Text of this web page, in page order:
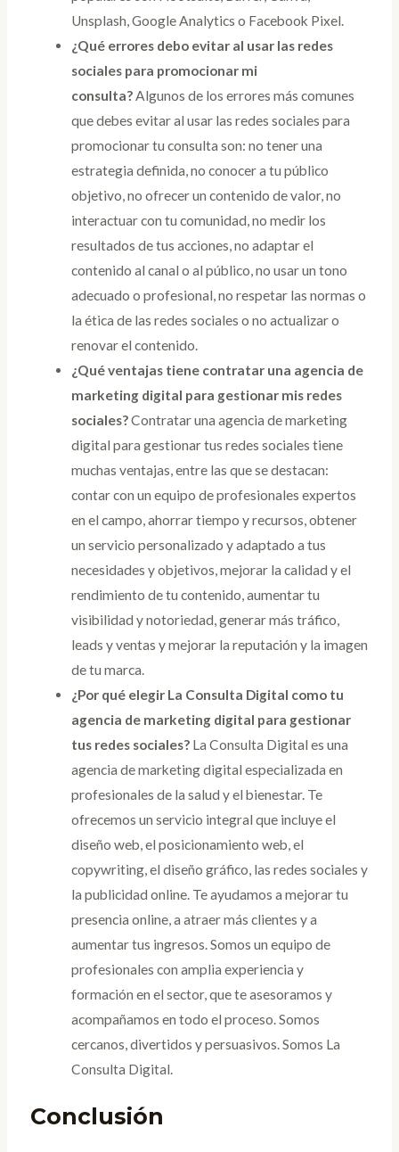
Unsplash, Google Analytics o Facebook Pixel.
¿Qué errores debo evitar al usar las redes
sociales para promocionar mi
consulta?Algunos de los errores más comunes
que debes evitar al usar las redes sociales para
promocionar tu consulta son: no tener una
estrategia definida, no conocer a tu público
objetivo, no ofrecer un contenido de valor, no
interactuar con tu comunidad, no medir los
resultados de tus acciones, no adaptar el
contenido al canal o al público, no usar un tono
adecuado o profesional, no respetar las normas o
la ética de las redes sociales o no actualizar o
renovar el contenido.
¿Qué ventajas tiene contratar una agencia de
marketing digital para gestionar mis redes
sociales?Contratar una agencia de marketing
digital para gestionar tus redes sociales tiene
muchas ventajas, entre las que se destacan:
contar con un equipo de profesionales expertos
en el campo, ahorrar tiempo y recursos, obtener
un servicio personalizado y adaptado a tus
necesidades y objetivos, mejorar la calidad y el
rendimiento de tu contenido, aumentar tu
visibilidad y notoriedad, generar más tráfico,
leads y ventas y mejorar la reputación y la imagen
de tu marca.
¿Por qué elegir La Consulta Digital como tu
agencia de marketing digital para gestionar
tus redes sociales? La Consulta Digital es una
agencia de marketing digital especializada en
profesionales de la salud y el bienestar. Te
ofrecemos un servicio integral que incluye el
diseño web, el posicionamiento web, el
copywriting, el diseño gráfico, las redes sociales y
la publicidad online. Te ayudamos a mejorar tu
presencia online, a atraer más clientes y a
aumentar tus ingresos. Somos un equipo de
profesionales con amplia experiencia y
formación en el sector, que te asesoramos y
acompañamos en todo el proceso. Somos
cercanos, divertidos y persuasivos. Somos La
Consulta Digital.
Conclusión